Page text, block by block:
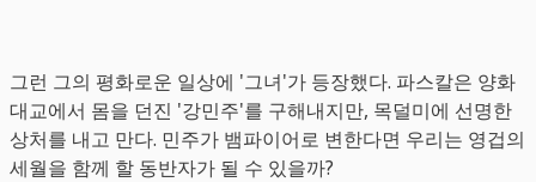
그런 그의 평화로운 일상에 '그녀'가 등장했다. 파스칼은 양화
대교에서 몸을 던진 '강민주'를 구해내지만, 목덜미에 선명한
상처를 내고 만다. 민주가 뱀파이어로 변한다면 우리는 영겁의
세월을 함께 할 동반자가 될 수 있을까?